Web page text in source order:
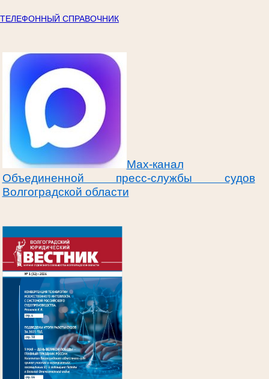
ТЕЛЕФОННЫЙ СПРАВОЧНИК
Max-канал
Объединенной пресс-службы судов
Волгоградской области